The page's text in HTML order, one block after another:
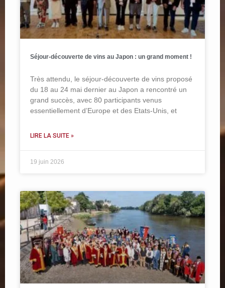
Séjour-découverte de vins au Japon : un grand moment !
Très attendu, le séjour-découverte de vins proposé
du 18 au 24 mai dernier au Japon a rencontré un
grand succès, avec 80 participants venus
essentiellement d’Europe et des Etats-Unis, et
LIRE LA SUITE »
19 juin 2026